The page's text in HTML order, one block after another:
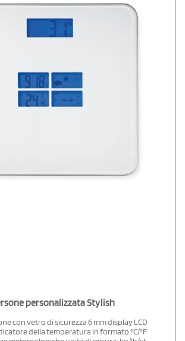
personalizzata Stylish
con vetro di sicurezza 6 mm display LCD
della temperatura in formato °C/°F